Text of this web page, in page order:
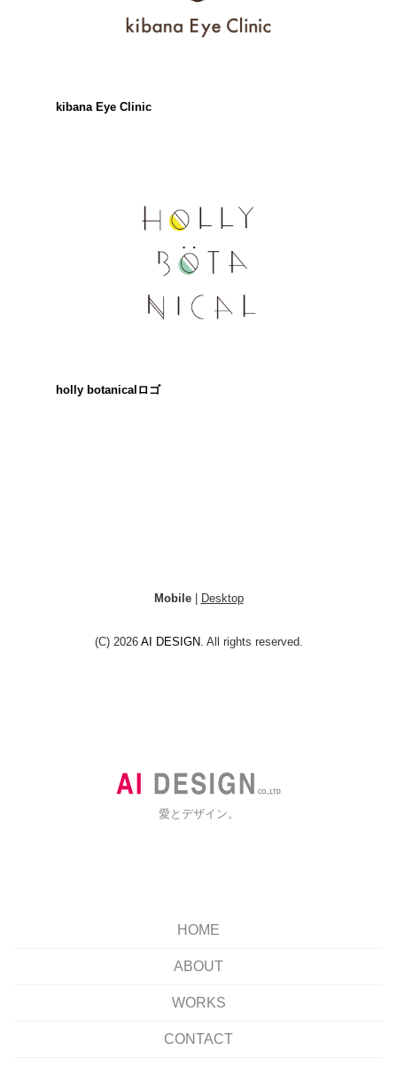
愛とデザイン。
HOME
ABOUT
WORKS
CONTACT
kibana Eye Clinic
holly botanicalロゴ
Mobile| Desktop
(C) 2026 AI DESIGN. All rights reserved.